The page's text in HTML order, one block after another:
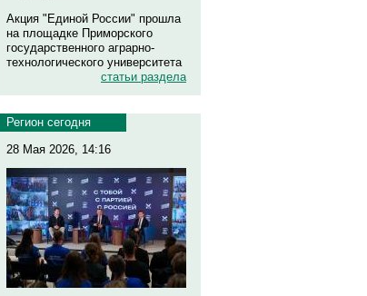
Акция "Единой России" прошла
на площадке Приморского
государственного аграрно-
технологического университета
статьи раздела
Регион сегодня
28 Мая 2026, 14:16